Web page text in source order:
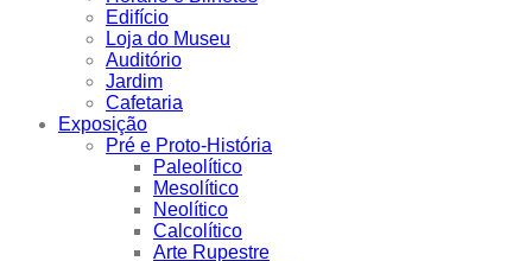
Edifício
Loja do Museu
Auditório
Jardim
Cafetaria
Exposição
Pré e Proto-História
Paleolítico
Mesolítico
Neolítico
Calcolítico
Arte Rupestre